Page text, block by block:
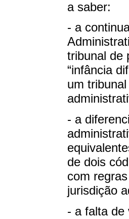
a saber:
- a
tribunal de
“infância
um
- a
de dois
com
jurisdição
- a falta de